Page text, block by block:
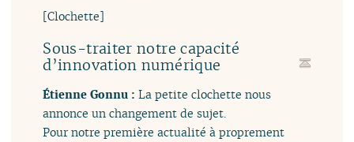
[Clochette]
Sous-traiter notre capacité
d’innovation numérique
Étienne Gonnu :La petite clochette nous
annonce un changement de sujet.
Pour notre première actualité à proprement